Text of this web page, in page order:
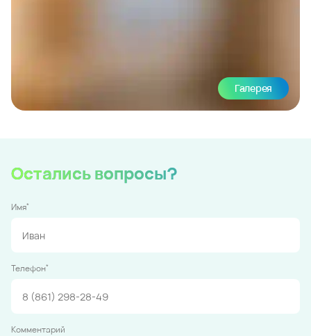
Галерея
Остались вопросы?
Имя*
Телефон*
Комментарий